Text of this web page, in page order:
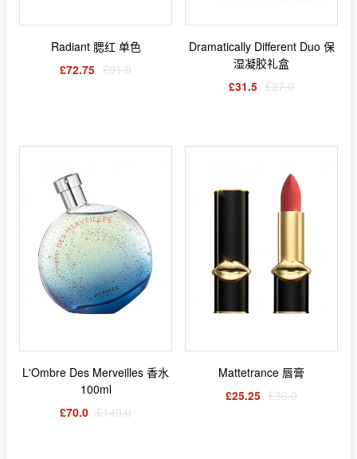
Radiant 腮红 单色
£72.75 £91.0
Dramatically Different Duo 保
湿凝胶礼盒
£31.5 £37.0
L'Ombre Des Merveilles 香水
100ml
£70.0 £140.0
Mattetrance 唇膏
£25.25 £36.0